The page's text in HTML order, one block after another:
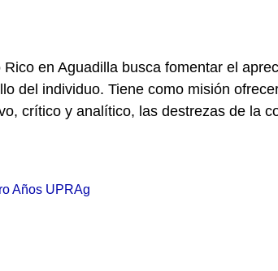
en Aguadilla busca fomentar el
del individuo. Tiene como misión
crítico y analítico, las destrezas de la
Años UPRAg